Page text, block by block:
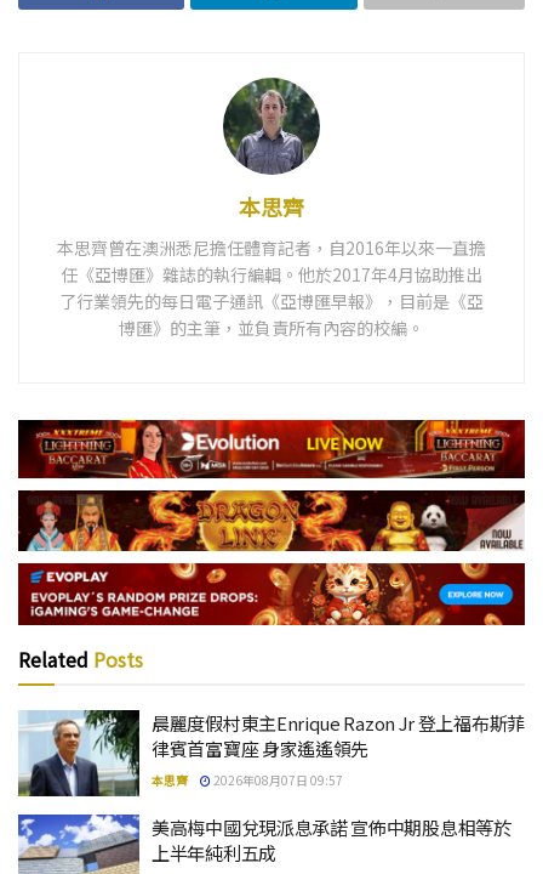
本思齊
本思齊曾在澳洲悉尼擔任體育記者，自2016年以來一直擔
任《亞博匯》雜誌的執行編輯。他於2017年4月協助推出
了行業領先的每日電子通訊《亞博匯早報》，目前是《亞
博匯》的主筆，並負責所有內容的校編。
Related Posts
晨麗度假村東主Enrique Razon Jr 登上福布斯菲
律賓首富寶座 身家遙遙領先
本思齊 2026年08月07日 09:57
美高梅中國兌現派息承諾 宣佈中期股息相等於
上半年純利五成